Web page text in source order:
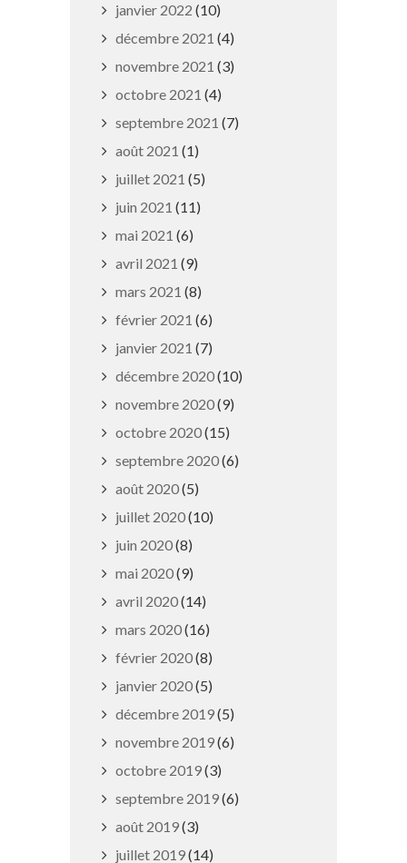
janvier 2022 (10)
décembre 2021 (4)
novembre 2021 (3)
octobre 2021 (4)
septembre 2021 (7)
août 2021 (1)
juillet 2021 (5)
juin 2021 (11)
mai 2021 (6)
avril 2021 (9)
mars 2021 (8)
février 2021 (6)
janvier 2021 (7)
décembre 2020(10)
novembre 2020(9)
octobre 2020(15)
septembre 2020(6)
août 2020(5)
juillet 2020(10)
juin 2020(8)
mai 2020(9)
avril 2020(14)
mars 2020(16)
février 2020(8)
janvier 2020(5)
décembre 2019(5)
novembre 2019(6)
octobre 2019(3)
septembre 2019(6)
août 2019(3)
juillet 2019(14)
Mesures de sécurité dans le
cadre de la finale de la Coupe
d’Afrique des Nations
19 juillet 2019
18 juillet 2019